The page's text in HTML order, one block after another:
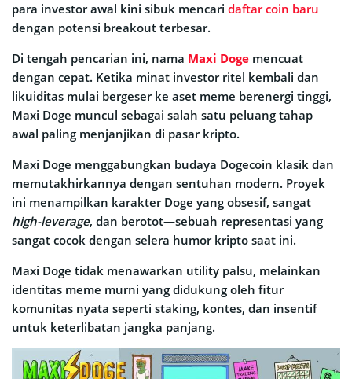
para investor awal kini sibuk mencari daftar coin baru
dengan potensi breakout terbesar.
Di tengah pencarian ini, nama Maxi Doge mencuat
dengan cepat. Ketika minat investor ritel kembali dan
likuiditas mulai bergeser ke aset meme berenergi tinggi,
Maxi Doge muncul sebagai salah satu peluang tahap
awal paling menjanjikan di pasar kripto.
Maxi Doge menggabungkan budaya Dogecoin klasik dan
memutakhirkannya dengan sentuhan modern. Proyek
ini menampilkan karakter Doge yang obsesif, sangat
high-leverage, dan berotot—sebuah representasi yang
sangat cocok dengan selera humor kripto saat ini.
Maxi Doge tidak menawarkan utility palsu, melainkan
identitas meme murni yang didukung oleh fitur
komunitas nyata seperti staking, kontes, dan insentif
untuk keterlibatan jangka panjang.